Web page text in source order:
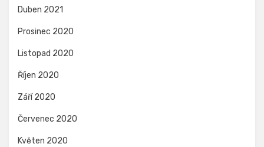
Duben 2021
Prosinec 2020
Listopad 2020
Říjen 2020
Září 2020
Červenec 2020
Květen 2020